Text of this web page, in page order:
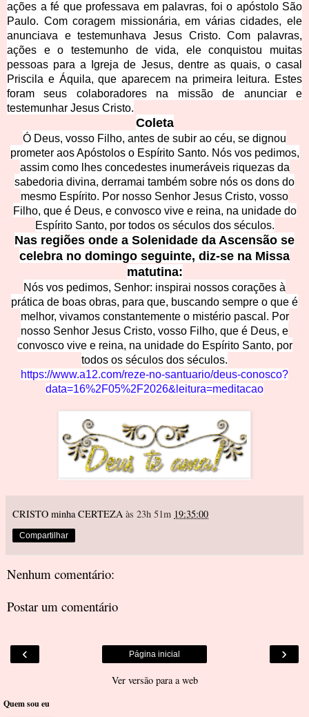
ações a fé que professava em palavras, foi o apóstolo São
Paulo. Com coragem missionária, em várias cidades, ele
anunciava e testemunhava Jesus Cristo. Com palavras,
ações e o testemunho de vida, ele conquistou muitas
pessoas para a Igreja de Jesus, dentre as quais, o casal
Priscila e Áquila, que aparecem na primeira leitura. Estes
foram seus colaboradores na missão de anunciar e
testemunhar Jesus Cristo.
Coleta
Ó Deus, vosso Filho, antes de subir ao céu, se dignou
prometer aos Apóstolos o Espírito Santo. Nós vos pedimos,
assim como lhes concedestes inumeráveis riquezas da
sabedoria divina, derramai também sobre nós os dons do
mesmo Espírito. Por nosso Senhor Jesus Cristo, vosso
Filho, que é Deus, e convosco vive e reina, na unidade do
Espírito Santo, por todos os séculos dos séculos.
Nas regiões onde a Solenidade da Ascensão se
celebra no domingo seguinte, diz-se na Missa
matutina:
Nós vos pedimos, Senhor: inspirai nossos corações à
prática de boas obras, para que, buscando sempre o que é
melhor, vivamos constantemente o mistério pascal. Por
nosso Senhor Jesus Cristo, vosso Filho, que é Deus, e
convosco vive e reina, na unidade do Espírito Santo, por
todos os séculos dos séculos.
https://www.a12.com/reze-no-santuario/deus-conosco?
data=16%2F05%2F2026&leitura=meditacao
CRISTO minha CERTEZA às 23h 51m 19:35:00
Compartilhar
Nenhum comentário:
Postar um comentário
‹ ›
Página inicial
Ver versão para a web
Quem sou eu